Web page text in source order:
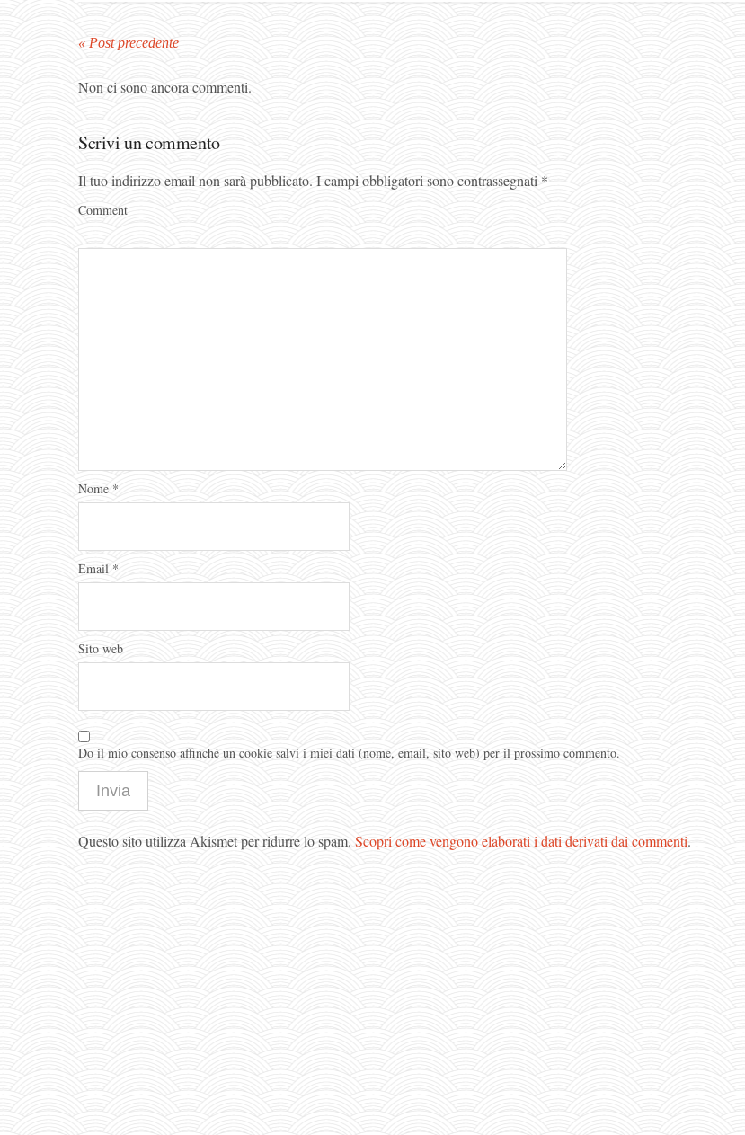
« Post precedente
Non ci sono ancora commenti.
Scrivi un commento
Il tuo indirizzo email non sarà pubblicato. I campi obbligatori sono contrassegnati *
Comment
Nome *
Email *
Sito web
Do il mio consenso affinché un cookie salvi i miei dati (nome, email, sito web) per il prossimo commento.
Questo sito utilizza Akismet per ridurre lo spam. Scopri come vengono elaborati i dati derivati dai commenti.